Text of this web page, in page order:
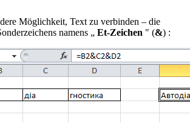
Möglichkeit, Text zu verbinden – die
namens „ Et-Zeichen " (&) :